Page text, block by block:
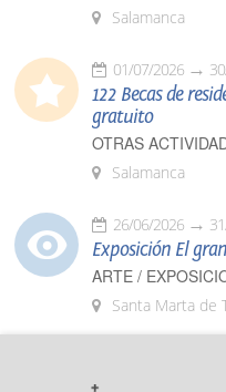
Salamanca
01/07/2026
122 Becas de
gratuito
OTRAS
Salamanca
26/06/2026
Exposición El
ARTE /
Santa Marta de